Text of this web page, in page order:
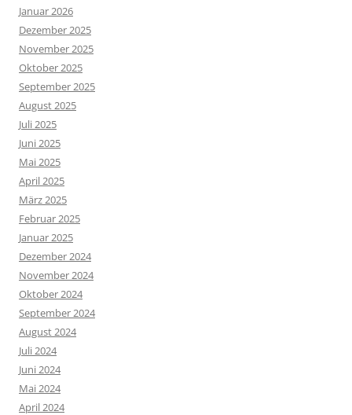
Januar 2026
Dezember 2025
November 2025
Oktober 2025
September 2025
August 2025
Juli 2025
Juni 2025
Mai 2025
April 2025
März 2025
Februar 2025
Januar 2025
Dezember 2024
November 2024
Oktober 2024
September 2024
August 2024
Juli 2024
Juni 2024
Mai 2024
April 2024